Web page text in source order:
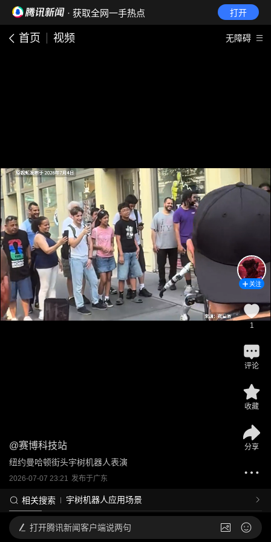
· 获取全网一手热点 打开
首页 视频 无障碍
@赛博科技站
纽约曼哈顿街头宇树机器人表演
2026-07-07 23:21 发布于广东
相关搜索 宇树机器人应用场景
关注
1
评论
收藏
分享
打开腾讯新闻客户端说两句